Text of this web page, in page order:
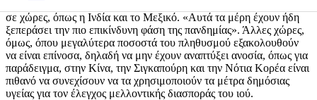
σε χώρες, όπως η Ινδία και το Μεξικό. «Αυτά τα μέρη έχουν ήδη
ξεπεράσει την πιο επικίνδυνη φάση της πανδημίας». Άλλες χώρες,
όμως, όπου μεγαλύτερα ποσοστά του πληθυσμού εξακολουθούν
να είναι επίνοσα, δηλαδή να μην έχουν αναπτύξει ανοσία, όπως για
παράδειγμα, στην Κίνα, την Σιγκαπούρη και την Νότια Κορέα είναι
πιθανό να συνεχίσουν να τα χρησιμοποιούν τα μέτρα δημόσιας
υγείας για τον έλεγχος μελλοντικής διασποράς του ιού.